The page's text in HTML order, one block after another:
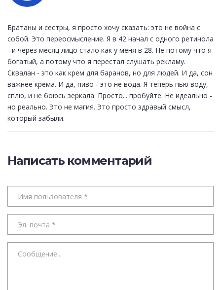
Братаны и сестры, я просто хочу сказать: это не война с
собой. Это переосмысление. Я в 42 начал с одного ретинола
- и через месяц лицо стало как у меня в 28. Не потому что я
богатый, а потому что я перестал слушать рекламу.
Сквалан - это как крем для баранов, но для людей. И да, сон
важнее крема. И да, пиво - это не вода. Я теперь пью воду,
сплю, и не боюсь зеркала. Просто... пробуйте. Не идеально -
но реально. Это не магия. Это просто здравый смысл,
который забыли.
Написать комментарий